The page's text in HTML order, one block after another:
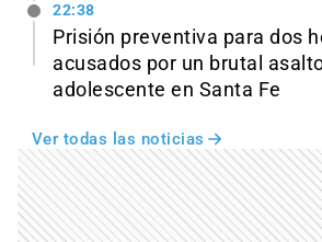
22:38
Prisión preventiva para dos
acusados por un brutal
adolescente en Santa Fe
Ver todas las noticias